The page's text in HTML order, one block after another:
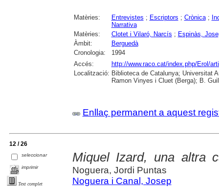
Matèries: Entrevistes ; Escriptors ; Crònica;
Narrativa
Matèries:
Clotet i Vilaró, Narcís ; Espinàs,
Àmbit:
Berguedà
Cronologia:
1994
Accés:
http://www.raco.cat/index.php/Erol/
Localització: Biblioteca de Catalunya; Universitat
Ramon Vinyes i Cluet (Berga); B.
Enllaç permanent a aquest
12 / 26
seleccionar
imprimir
Text complet
Miquel Izard, una altra
Noguera, Jordi Puntas
Noguera i Canal, Josep